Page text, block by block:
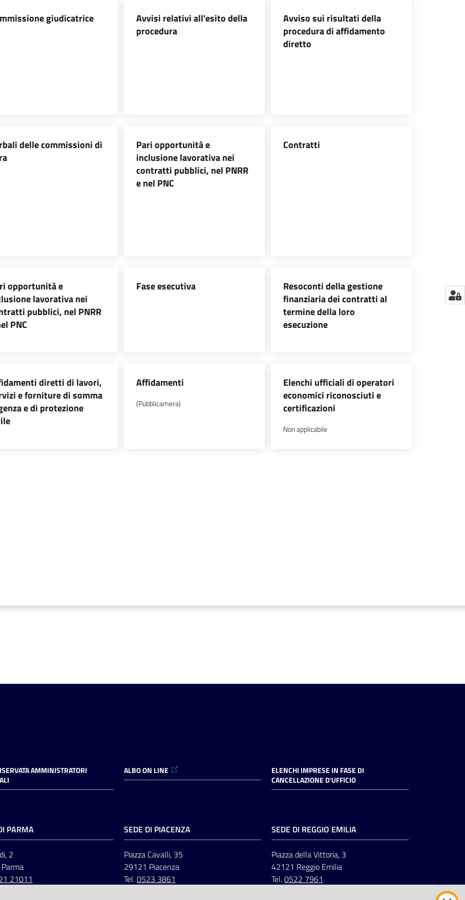
giudicatrice
Avvisi relativi all'esito della
procedura
Avviso sui risultati della
procedura di affidamento
diretto
delle commissioni di
Pari opportunità e
inclusione lavorativa nei
contratti pubblici, nel PNRR
e nel PNC
Contratti
opportunità e
lavorativa nei
pubblici, nel PNRR
PNC
Fase esecutiva
Resoconti della gestione
finanziaria dei contratti al
termine della loro
esecuzione
diretti di lavori,
e forniture di somma
e di protezione
Affidamenti
(Pubblicamera)
Elenchi ufficiali di operatori
economici riconosciuti e
certificazioni
Non applicabile
AMMINISTRATORI
ALBO ON LINE
ELENCHI IMPRESE IN FASE DI
CANCELLAZIONE D'UFFICIO
PARMA
2
21011
SEDE DI PIACENZA
Piazza Cavalli, 35
29121 Piacenza
Tel.0523 3861
SEDE DI REGGIO EMILIA
Piazza della Vittoria, 3
42121 Reggio Emilia
Tel.0522 7961